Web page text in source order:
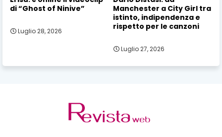
di “Ghost of Ninive”
Luglio 28, 2026
Manchester a City Girl tra
istinto, indipendenza e
rispetto per le canzoni
Luglio 27, 2026